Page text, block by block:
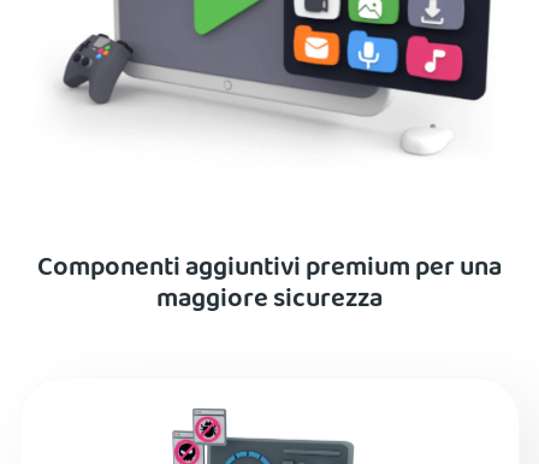
Componenti aggiuntivi premium per una
maggiore sicurezza